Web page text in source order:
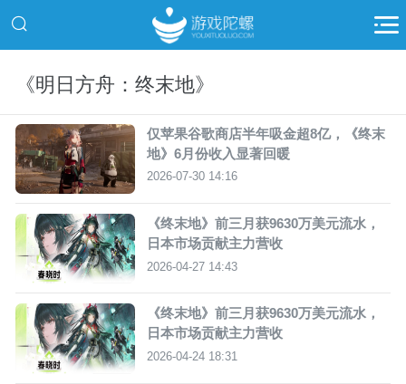
《明日方舟：终末地》
仅苹果谷歌商店半年吸金超8亿，《终末
地》6月份收入显著回暖
2026-07-30 14:16
《终末地》前三月获9630万美元流水，
日本市场贡献主力营收
2026-04-27 14:43
《终末地》前三月获9630万美元流水，
日本市场贡献主力营收
2026-04-24 18:31